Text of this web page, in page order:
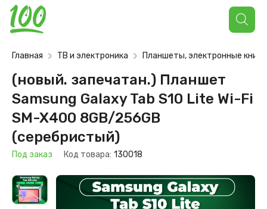
Поиск
товаров
Главная ТВ и электроника Планшеты, электронные книги
(новый. запечатан.) Планшет
Samsung Galaxy Tab S10 Lite Wi-Fi
SM-X400 8GB/256GB
(серебристый)
Под заказ Код товара: 130018